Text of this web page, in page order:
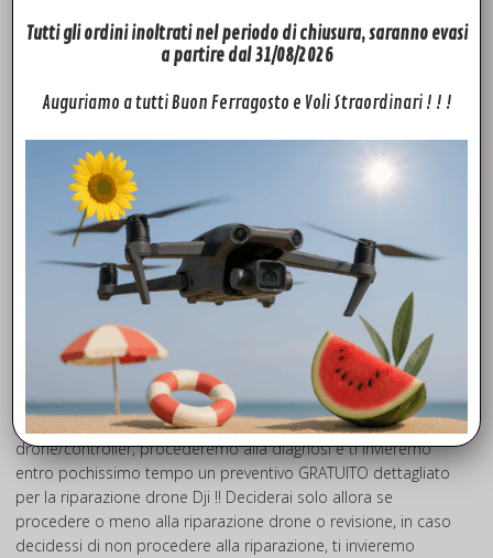
Potrebbe interessarti:
Mavic Pro Flight Control
Gimbal di ricambio Dji SPARK
Mavic 2 IMU
Carry Case Mavic Mini
Gimbal Mavic AIR
Mavic 2 PRO Aircraft
Riparazione drone dji Roma
Puoi scegliere di portare di persona il tuo drone presso i
nostri laboratori, spedirlo o chiederci un ritiro a domicilio, ti
invieremo un corriere ASSICURATO a ritirare il tuo
drone/controller, procederemo alla diagnosi e ti invieremo
entro pochissimo tempo un preventivo GRATUITO dettagliato
per la riparazione drone Dji !! Deciderai solo allora se
procedere o meno alla riparazione drone o revisione, in caso
decidessi di non procedere alla riparazione, ti invieremo
Tutti gli ordini inoltrati nel periodo di chiusura, saranno evasi
a partire dal 31/08/2026
Auguriamo a tutti Buon Ferragosto e Voli Straordinari ! ! !